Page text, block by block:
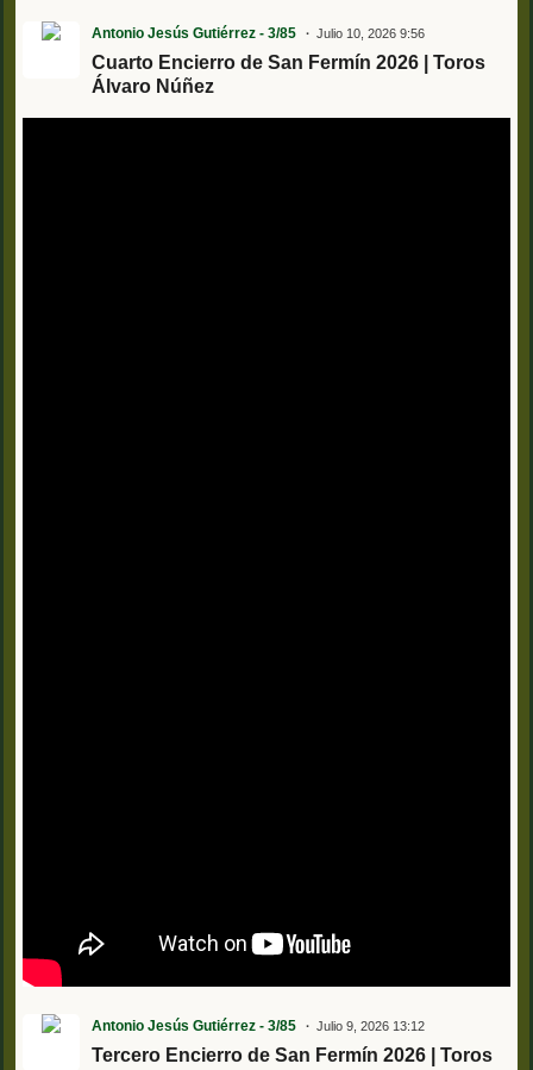
Antonio Jesús Gutiérrez - 3/85 Julio 10, 2026 9:56
Cuarto Encierro de San Fermín 2026 | Toros
Álvaro Núñez
Antonio Jesús Gutiérrez - 3/85 Julio 9, 2026 13:12
Tercero Encierro de San Fermín 2026 | Toros